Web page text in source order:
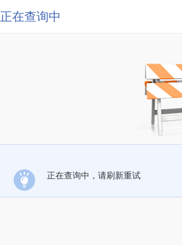
正在查询中
正在查询中，请刷新重试